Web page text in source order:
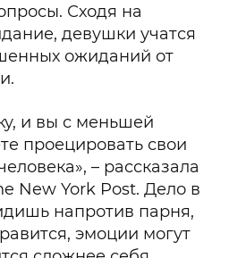
Сходя на
девушки учатся
ожиданий от
и вы с меньшей
проецировать свои
– рассказала
New York Post. Дело в
напротив парня,
эмоции могут